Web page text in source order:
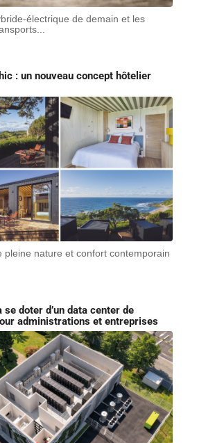
électrique de demain et les
: un nouveau concept hôtelier
pleine nature et confort contemporain
se doter d’un data center de
administrations et entreprises